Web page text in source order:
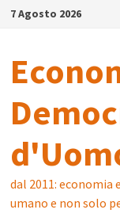
Skip7 Agosto 2026
dal 2011: economia
umano e non solo